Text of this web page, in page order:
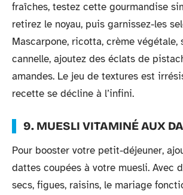
fraîches, testez cette gourmandise
retirez le noyau, puis garnissez-les
Mascarpone, ricotta, crème végétale,
cannelle, ajoutez des éclats de
amandes. Le jeu de textures est
recette se décline à l’infini.
9. MUESLI VITAMINÉ AUX
Pour booster votre petit-déjeuner,
dattes coupées à votre muesli. Avec
secs, figues, raisins, le mariage